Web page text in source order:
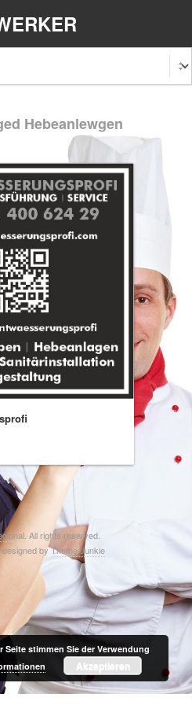
Hessen
Niedersachsen
Rheinland-Pfalz
Hebeanlewgen
. All rights reserved.
designed byTheme Junkie
stimmen Sie der Verwendung
Akzeptieren